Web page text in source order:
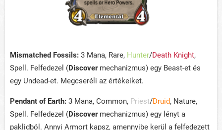
Mismatched Fossils: 3 Mana, Rare, Hunter/Death Knight,
Spell. Felfedezel (Discovermechanizmus) egy Beast-et és
egy Undead-et. Megcseréli az értékeiket.
Pendant of Earth: 3 Mana, Common, Priest/Druid, Nature,
Spell. Felfedezel (Discovermechanizmus) egy lényt a
paklidból. Annyi Armort kapsz, amennyibe kerül a felfedezett